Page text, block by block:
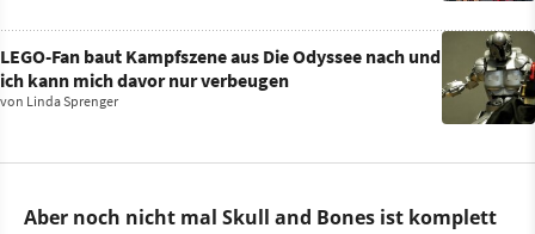
LEGO-Fan baut Kampfszene aus Die Odyssee nach und
ich kann mich davor nur verbeugen
von Linda Sprenger
Aber noch nicht mal Skull and Bones ist komplett